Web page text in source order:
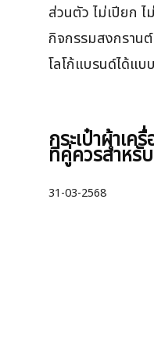
ส่วนตัว ไม่เปียก ไ
กิจกรรมสงกรา
โลโก้แบรนด์ได้แบ
กระเป๋าผ้าเค
ที่คู่ควรสำหรั
31-03-2568